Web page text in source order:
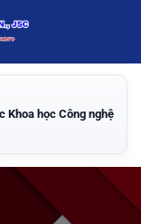
Khoa học Công nghệ